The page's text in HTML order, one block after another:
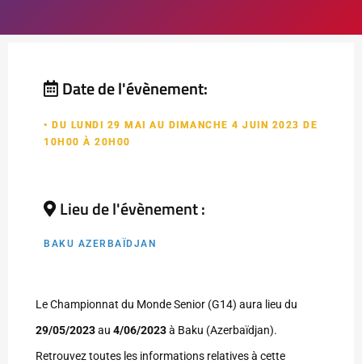
Date de l'évènement:
• DU LUNDI 29 MAI AU DIMANCHE 4 JUIN 2023 DE
10H00 À 20H00
Lieu de l'évènement :
BAKU AZERBAÏDJAN
Le Championnat du Monde Senior (G14) aura lieu du
29/05/2023au 4/06/2023à Baku (Azerbaïdjan).
Retrouvez toutes les informations relatives à cette